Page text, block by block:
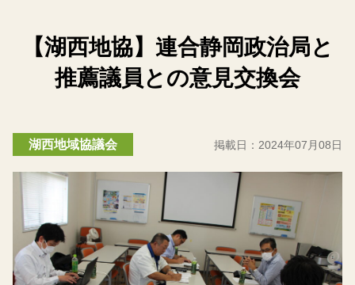
【湖西地協】連合静岡政治局と
推薦議員との意見交換会
湖西地域協議会 掲載日： 2024年07月08日